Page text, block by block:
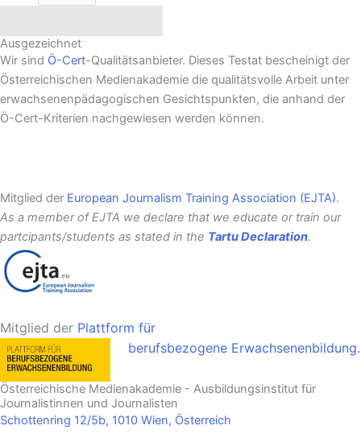
Ausgezeichnet
Wir sind Ö-Cert-Qualitätsanbieter. Dieses Testat bescheinigt der
Österreichischen Medienakademie die qualitätsvolle Arbeit unter
erwachsenenpädagogischen Gesichtspunkten, die anhand der
Ö-Cert-Kriterien nachgewiesen werden können.
Mitglied der European Journalism Training Association (EJTA).
As a member of EJTA we declare that we educate or train our
partcipants/students as stated in the Tartu Declaration.
Mitglied der Plattform für
berufsbezogene Erwachsenenbildung.
Österreichische Medienakademie - Ausbildungsinstitut für
Journalistinnen und Journalisten
Schottenring 12/5b, 1010 Wien, Österreich